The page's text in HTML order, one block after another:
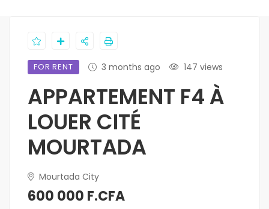
FOR RENT 3 months ago 147 views
APPARTEMENT F4 À
LOUER CITÉ
MOURTADA
Mourtada City
600 000 F.CFA